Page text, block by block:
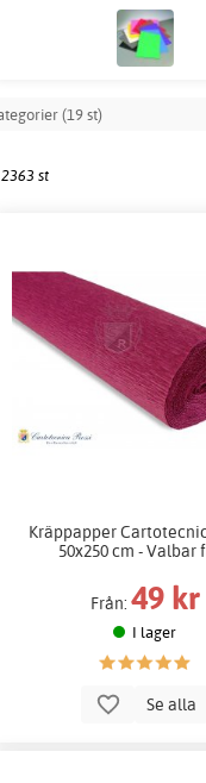
(19 st)
st
Kräppapper
50x250 cm - Valbar
Från: 49 kr
I lager
Se alla